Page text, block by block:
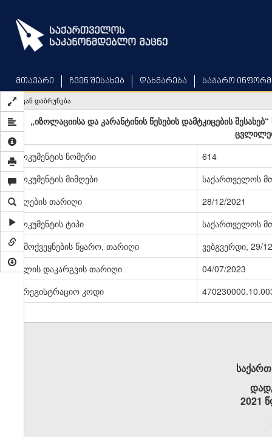
main
content
მთავარი ჩვენ შესახებ დახმარება საჯარო
უკან დაბრუნება
„იზოლაციისა და კარანტინის წესების დამტკიცების
დოკუმენტის ნომერი
614
დოკუმენტის მიმღები
საქართველოს
მიღების თარიღი
28/12/2021
დოკუმენტის ტიპი
საქართველოს
გამოქვეყნების წყარო, თარიღი
ვებგვერდი, 29/
ძალის დაკარგვის თარიღი
04/07/2023
სარეგისტრაციო კოდი
2021